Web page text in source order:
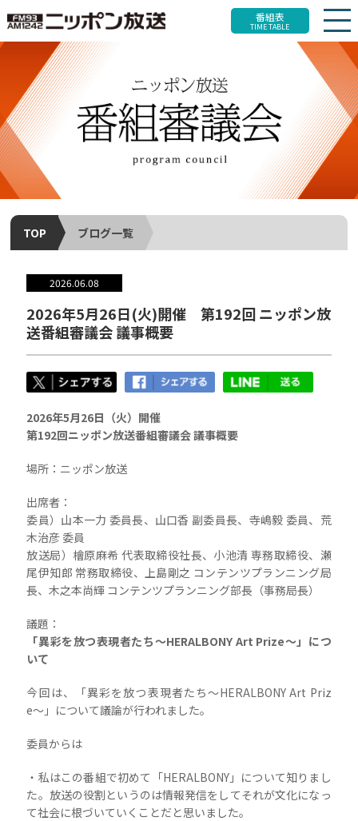
番組表
TIME TABLE
TOP ブログ一覧
2026.06.08
2026年5月26日(火)開催 第192回 ニッポン放
送番組審議会 議事概要
2026年5月26日（火）開催
第192回ニッポン放送番組審議会 議事概要
場所：ニッポン放送
出席者：
委員）山本一力 委員長、山口香 副委員長、寺嶋毅 委員、荒
木治彦 委員
放送局）檜原麻希 代表取締役社長、小池清 専務取締役、瀬
尾伊知郎 常務取締役、上島剛之 コンテンツプランニング局
長、木之本尚輝 コンテンツプランニング部長（事務局長）
議題：
「異彩を放つ表現者たち〜HERALBONY Art Prize〜」につ
いて
今回は、「異彩を放つ表現者たち〜HERALBONY Art Priz
e〜」について議論が行われました。
委員からは
・私はこの番組で初めて「HERALBONY」について知りまし
た。放送の役割というのは情報発信をしてそれが文化になっ
て社会に根づいていくことだと思いました。